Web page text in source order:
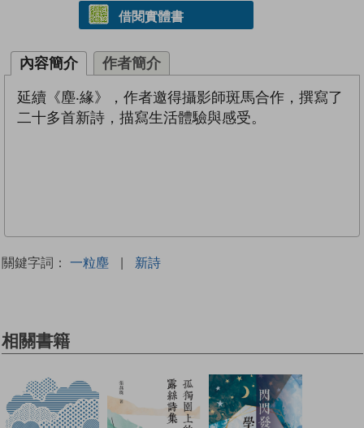
借閱實體書
內容簡介 作者簡介
延續《塵‧緣》，作者邀得攝影師斑馬合作，撰寫了
二十多首新詩，描寫生活體驗與感受。
關鍵字詞： 一粒塵 | 新詩
相關書籍